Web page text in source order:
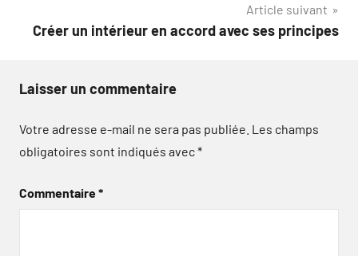
Article suivant
Créer un intérieur en accord avec ses principes
Laisser un commentaire
Votre adresse e-mail ne sera pas publiée. Les champs
obligatoires sont indiqués avec*
Commentaire*